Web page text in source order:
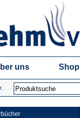
uns Shop